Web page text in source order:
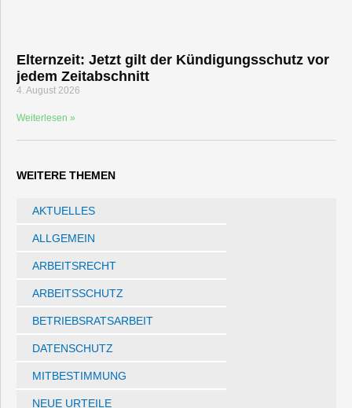
Elternzeit: Jetzt gilt der Kündigungsschutz vor
jedem Zeitabschnitt
4. August 2026
Weiterlesen »
WEITERE THEMEN
AKTUELLES
ALLGEMEIN
ARBEITSRECHT
ARBEITSSCHUTZ
BETRIEBSRATSARBEIT
DATENSCHUTZ
MITBESTIMMUNG
NEUE URTEILE